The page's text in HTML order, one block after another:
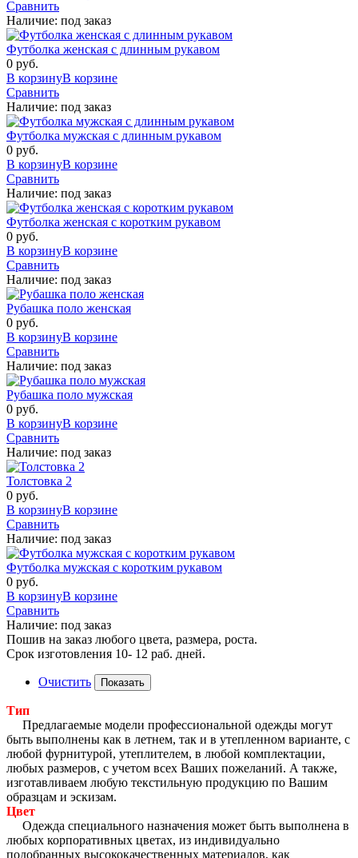
Сравнить
Наличие: под заказ
Футболка женская с длинным рукавом
0 руб.
В корзинуВ корзине
Сравнить
Наличие: под заказ
Футболка мужская с длинным рукавом
0 руб.
В корзинуВ корзине
Сравнить
Наличие: под заказ
Футболка женская с коротким рукавом
0 руб.
В корзинуВ корзине
Сравнить
Наличие: под заказ
Рубашка поло женская
0 руб.
В корзинуВ корзине
Сравнить
Наличие: под заказ
Рубашка поло мужская
0 руб.
В корзинуВ корзине
Сравнить
Наличие: под заказ
Толстовка 2
0 руб.
В корзинуВ корзине
Сравнить
Наличие: под заказ
Футболка мужская с коротким рукавом
0 руб.
В корзинуВ корзине
Сравнить
Наличие: под заказ
Пошив на заказ любого цвета, размера, роста.
Срок изготовления 10- 12 раб. дней.
Очистить
Тип
Предлагаемые модели профессиональной одежды могут
быть выполнены как в летнем, так и в утепленном варианте, с
любой фурнитурой, утеплителем, в любой комплектации,
любых размеров, с учетом всех Ваших пожеланий. А также,
изготавливаем любую текстильную продукцию по Вашим
образцам и эскизам.
Цвет
Одежда специального назначения может быть выполнена в
любых корпоративных цветах, из индивидуально
подобранных высококачественных материалов, как